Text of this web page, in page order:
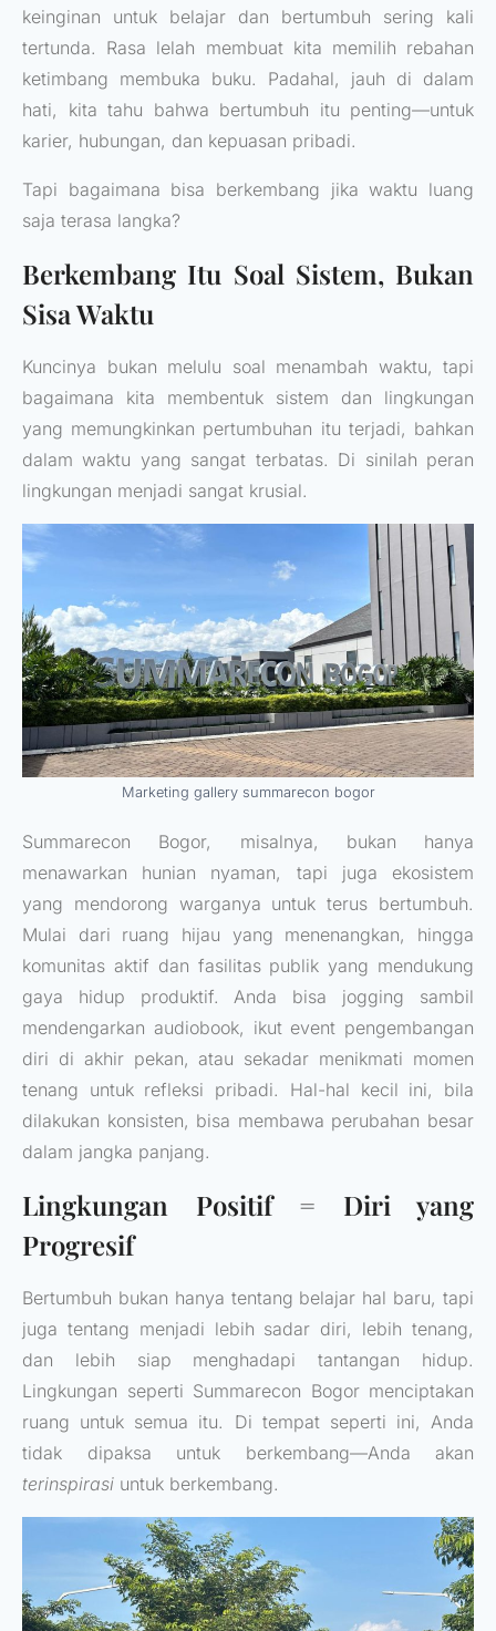
keinginan untuk belajar dan bertumbuh sering kali
tertunda. Rasa lelah membuat kita memilih rebahan
ketimbang membuka buku. Padahal, jauh di dalam
hati, kita tahu bahwa bertumbuh itu penting—untuk
karier, hubungan, dan kepuasan pribadi.
Tapi bagaimana bisa berkembang jika waktu luang
saja terasa langka?
Berkembang Itu Soal Sistem, Bukan
Sisa Waktu
Kuncinya bukan melulu soal menambah waktu, tapi
bagaimana kita membentuk sistem dan lingkungan
yang memungkinkan pertumbuhan itu terjadi, bahkan
dalam waktu yang sangat terbatas. Di sinilah peran
lingkungan menjadi sangat krusial.
Marketing gallery summarecon bogor
Summarecon Bogor, misalnya, bukan hanya
menawarkan hunian nyaman, tapi juga ekosistem
yang mendorong warganya untuk terus bertumbuh.
Mulai dari ruang hijau yang menenangkan, hingga
komunitas aktif dan fasilitas publik yang mendukung
gaya hidup produktif. Anda bisa jogging sambil
mendengarkan audiobook, ikut event pengembangan
diri di akhir pekan, atau sekadar menikmati momen
tenang untuk refleksi pribadi. Hal-hal kecil ini, bila
dilakukan konsisten, bisa membawa perubahan besar
dalam jangka panjang.
Lingkungan Positif = Diri yang
Progresif
Bertumbuh bukan hanya tentang belajar hal baru, tapi
juga tentang menjadi lebih sadar diri, lebih tenang,
dan lebih siap menghadapi tantangan hidup.
Lingkungan seperti Summarecon Bogor menciptakan
ruang untuk semua itu. Di tempat seperti ini, Anda
tidak dipaksa untuk berkembang—Anda akan
terinspirasi untuk berkembang.